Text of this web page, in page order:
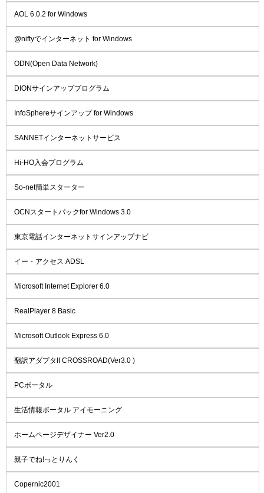
AOL 6.0.2 for Windows
@niftyでインターネット for Windows
ODN(Open Data Network)
DIONサインアッププログラム
InfoSphereサインアップ for Windows
SANNETインターネットサービス
Hi-HO入会プログラム
So-net簡単スターター
OCNスタートパックfor Windows 3.0
東京電話インターネットサインアップナビ
イー・アクセス ADSL
Microsoft Internet Explorer 6.0
RealPlayer 8 Basic
Microsoft Outlook Express 6.0
翻訳アダプタII CROSSROAD(Ver3.0 )
PCポータル
生活情報ポータル アイモーニング
ホームページデザイナー Ver2.0
親子でね!っとりんく
Copernic2001